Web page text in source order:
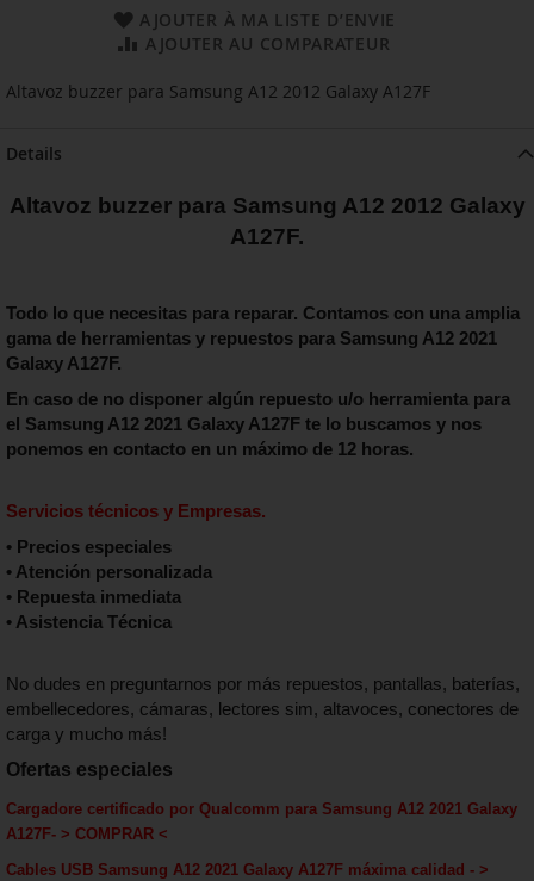
AJOUTER À MA LISTE D’ENVIE
AJOUTER AU COMPARATEUR
Altavoz buzzer para Samsung A12 2012 Galaxy A127F
Details
Altavoz buzzer para Samsung A12 2012 Galaxy
A127F.
Todo lo que necesitas para reparar. Contamos con una amplia
gama de herramientas y repuestos para Samsung A12 2021
Galaxy A127F.
En caso de no disponer algún repuesto u/o herramienta para
el Samsung A12 2021 Galaxy A127F te lo buscamos y nos
ponemos en contacto en un máximo de 12 horas.
Servicios técnicos y Empresas.
• Precios especiales
• Atención personalizada
• Repuesta inmediata
• Asistencia Técnica
No dudes en preguntarnos por más repuestos, pantallas, baterías,
embellecedores, cámaras, lectores sim, altavoces, conectores de
carga y mucho más!
Ofertas especiales
Cargadore certificado por Qualcomm para Samsung A12 2021 Galaxy
A127F- > COMPRAR <
Cables USB Samsung A12 2021 Galaxy A127F máxima calidad - >